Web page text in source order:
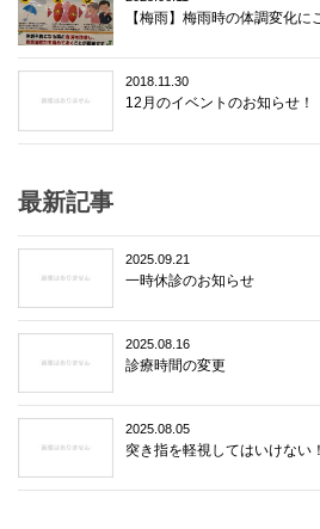
【梅雨】梅雨時の体調変化に
2018.11.30
12月のイベントのお知らせ！
最新記事
2025.09.21
一時休診のお知らせ
2025.08.16
診療時間の変更
2025.08.05
突き指を軽視してはいけない